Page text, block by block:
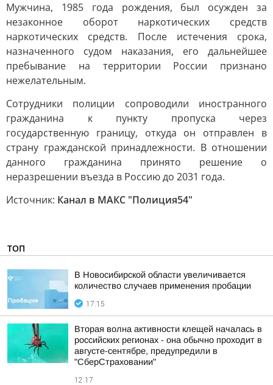
Мужчина, 1985 года рождения, был осужден за
незаконное оборот наркотических средств
наркотических средств. После истечения срока,
назначенного судом наказания, его дальнейшее
пребывание на территории России признано
нежелательным.
Сотрудники полиции сопроводили иностранного
гражданина к пункту пропуска через
государственную границу, откуда он отправлен в
страну гражданской принадлежности. В отношении
данного гражданина принято решение о
неразрешении въезда в Россию до 2031 года.
Источник: Канал в МАКС "Полиция54"
ТОП
В Новосибирской области увеличивается
количество случаев применения пробации
17:15
Вторая волна активности клещей началась в
российских регионах - она обычно проходит в
августе-сентябре, предупредили в
"СберСтраховании"
12:17